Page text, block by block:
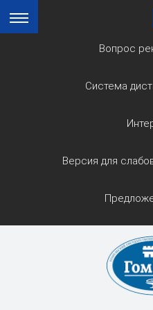
Вопрос
Система
Версия для